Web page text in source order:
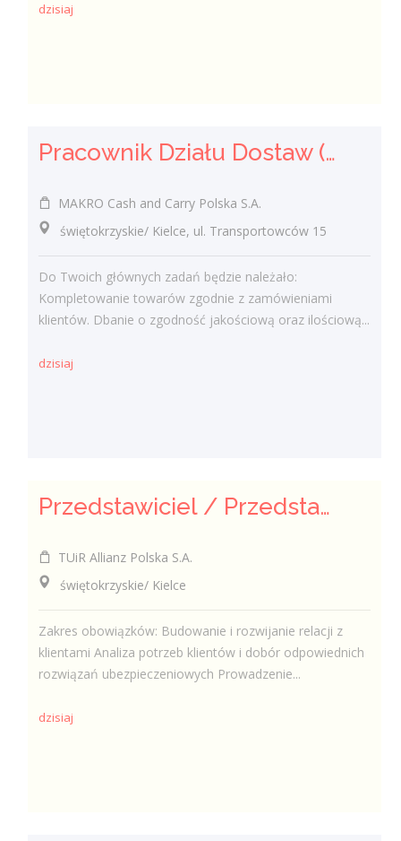
dzisiaj
Pracownik Działu Dostaw (K/M)
MAKRO Cash and Carry Polska S.A.
świętokrzyskie/ Kielce, ul. Transportowców 15
Do Twoich głównych zadań będzie należało:
Kompletowanie towarów zgodnie z zamówieniami
klientów. Dbanie o zgodność jakościową oraz ilościową...
dzisiaj
Przedstawiciel / Przedstawicielka ds. sprzedaży ubezpieczeń majątkowych
TUiR Allianz Polska S.A.
świętokrzyskie/ Kielce
Zakres obowiązków: Budowanie i rozwijanie relacji z
klientami Analiza potrzeb klientów i dobór odpowiednich
rozwiązań ubezpieczeniowych Prowadzenie...
dzisiaj